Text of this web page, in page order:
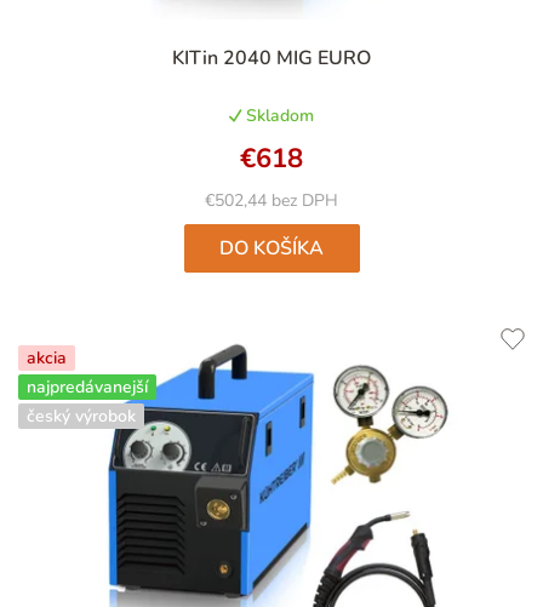
KITin 2040 MIG EURO
Skladom
€502,44 bez DPH
€618
DO KOŠÍKA
akcia
najpredávanejší
český výrobok